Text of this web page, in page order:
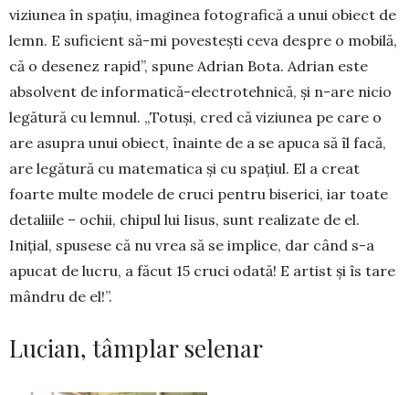
viziunea în spațiu, imaginea fotografică a unui obiect de
lemn. E suficient să-mi povestești ceva despre o mobilă,
că o desenez rapid”, spune Adrian Bota. Adrian este
absolvent de informatică-electrotehnică, și n-are nicio
legătură cu lemnul. „Totuși, cred că viziunea pe care o
are asupra unui obiect, înainte de a se apuca să îl facă,
are legătură cu matematica și cu spațiul. El a creat
foarte multe modele de cruci pentru biserici, iar toate
detaliile – ochii, chipul lui Iisus, sunt realizate de el.
Inițial, spusese că nu vrea să se implice, dar când s-a
apucat de lucru, a făcut 15 cruci odată! E artist și îs tare
mândru de el!”.
Lucian, tâmplar selenar